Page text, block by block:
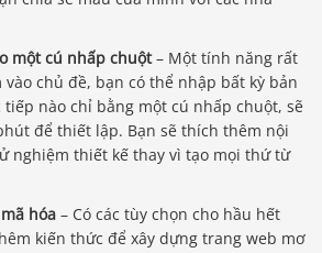
một cú nhấp chuột– Một tính năng rất
chủ đề, bạn có thể nhập bất kỳ bản
nào chỉ bằng một cú nhấp chuột, sẽ
để thiết lập. Bạn sẽ thích thêm nội
nghiệm thiết kế thay vì tạo mọi thứ từ
hóa – Có các tùy chọn cho hầu hết
kiến ​​thức để xây dựng trang web mơ